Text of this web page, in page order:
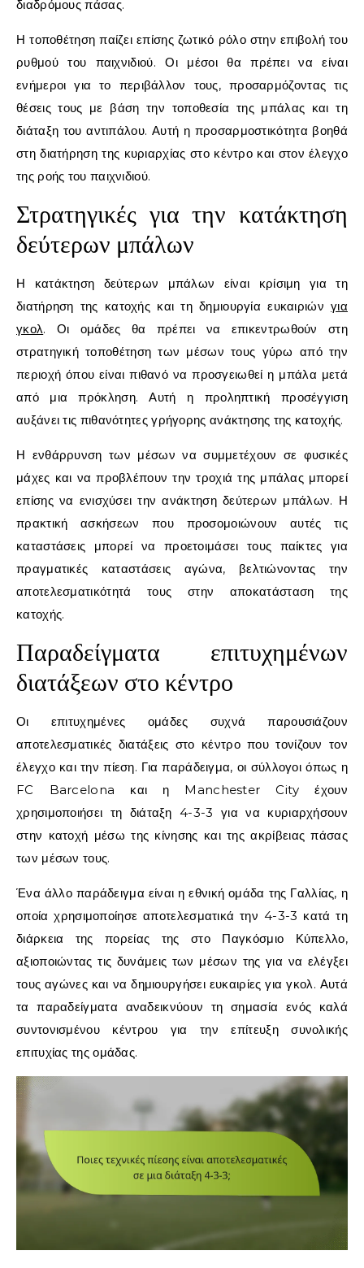
διαδρόμους πάσας.
Η τοποθέτηση παίζει επίσης ζωτικό ρόλο στην επιβολή του
ρυθμού του παιχνιδιού. Οι μέσοι θα πρέπει να είναι
ενήμεροι για το περιβάλλον τους, προσαρμόζοντας τις
θέσεις τους με βάση την τοποθεσία της μπάλας και τη
διάταξη του αντιπάλου. Αυτή η προσαρμοστικότητα βοηθά
στη διατήρηση της κυριαρχίας στο κέντρο και στον έλεγχο
της ροής του παιχνιδιού.
Στρατηγικές για την κατάκτηση
δεύτερων μπάλων
Η κατάκτηση δεύτερων μπάλων είναι κρίσιμη για τη
διατήρηση της κατοχής και τη δημιουργία ευκαιριώνγια
γκολ. Οι ομάδες θα πρέπει να επικεντρωθούν στη
στρατηγική τοποθέτηση των μέσων τους γύρω από την
περιοχή όπου είναι πιθανό να προσγειωθεί η μπάλα μετά
από μια πρόκληση. Αυτή η προληπτική προσέγγιση
αυξάνει τις πιθανότητες γρήγορης ανάκτησης της κατοχής.
Η ενθάρρυνση των μέσων να συμμετέχουν σε φυσικές
μάχες και να προβλέπουν την τροχιά της μπάλας μπορεί
επίσης να ενισχύσει την ανάκτηση δεύτερων μπάλων. Η
πρακτική ασκήσεων που προσομοιώνουν αυτές τις
καταστάσεις μπορεί να προετοιμάσει τους παίκτες για
πραγματικές καταστάσεις αγώνα, βελτιώνοντας την
αποτελεσματικότητά τους στην αποκατάσταση της
κατοχής.
Παραδείγματα επιτυχημένων
διατάξεων στο κέντρο
Οι επιτυχημένες ομάδες συχνά παρουσιάζουν
αποτελεσματικές διατάξεις στο κέντρο που τονίζουν τον
έλεγχο και την πίεση. Για παράδειγμα, οι σύλλογοι όπως η
FC Barcelona και η Manchester City έχουν
χρησιμοποιήσει τη διάταξη 4-3-3 για να κυριαρχήσουν
στην κατοχή μέσω της κίνησης και της ακρίβειας πάσας
των μέσων τους.
Ένα άλλο παράδειγμα είναι η εθνική ομάδα της Γαλλίας, η
οποία χρησιμοποίησε αποτελεσματικά την 4-3-3 κατά τη
διάρκεια της πορείας της στο Παγκόσμιο Κύπελλο,
αξιοποιώντας τις δυνάμεις των μέσων της για να ελέγξει
τους αγώνες και να δημιουργήσει ευκαιρίες για γκολ. Αυτά
τα παραδείγματα αναδεικνύουν τη σημασία ενός καλά
συντονισμένου κέντρου για την επίτευξη συνολικής
επιτυχίας της ομάδας.